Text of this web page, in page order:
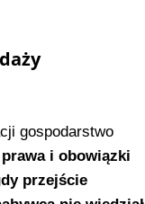
gospodarstwo
i obowiązki
przejście